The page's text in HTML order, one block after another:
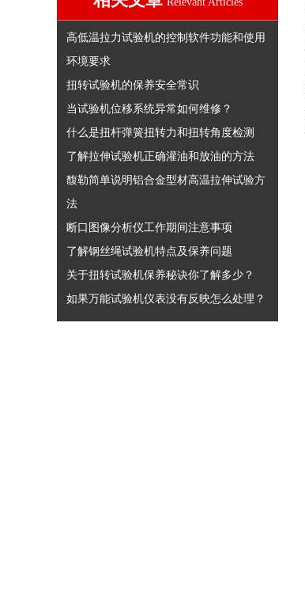
高低温拉力试验机的控制软件功能和使用
环境要求
扭转试验机的保养安全常识
当试验机位移系统异常如何维修？
什么是扭杆弹簧扭转力和扭转角度检测
了解拉伸试验机正确灌油和放油的方法
馥勒简单说明铝合金型材高温拉伸试验方
法
断口图像分析仪工作期间注意事项
了解钢丝绳试验机特点及保养问题
关于扭转试验机保养秘诀你了解多少？
如果万能试验机仪表没有反映怎么处理？